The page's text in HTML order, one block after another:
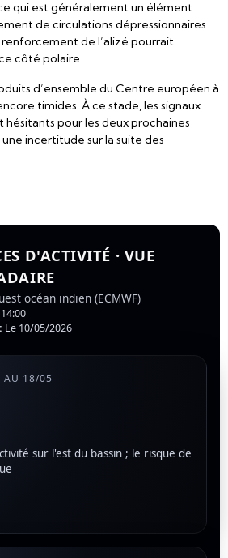
qui est généralement un élément
de circulations dépressionnaires
renforcement de l’alizé pourrait
côté polaire.
d’ensemble du Centre européen à
timides. À ce stade, les signaux
pour les deux prochaines
incertitude sur la suite des
D'ACTIVITÉ · VUE
océan indien (ECMWF)
Le 10/05/2026
AU 18/05
sur l'est du bassin ; le risque de